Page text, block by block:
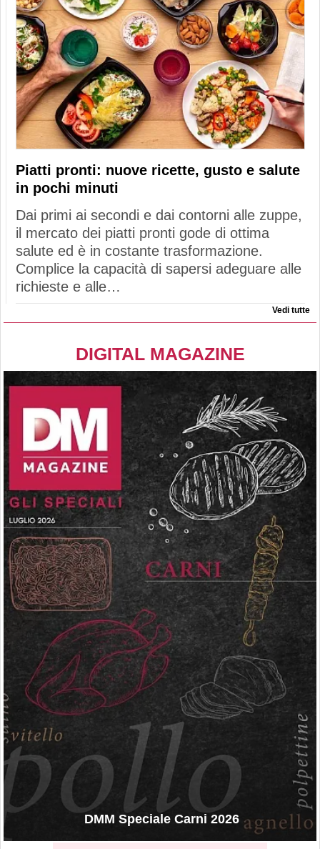
Piatti pronti: nuove ricette, gusto e salute
in pochi minuti
Dai primi ai secondi e dai contorni alle zuppe,
il mercato dei piatti pronti gode di ottima
salute ed è in costante trasformazione.
Complice la capacità di sapersi adeguare alle
richieste e alle…
Vedi tutte
DIGITAL MAGAZINE
DMM Speciale Carni 2026